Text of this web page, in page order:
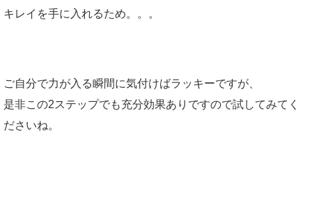
キレイを手に入れるため。。。
ご自分で力が入る瞬間に気付けばラッキーですが、
是非この2ステップでも充分効果ありですので試してみてく
ださいね。